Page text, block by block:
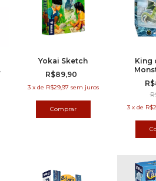
Yokai Sketch
R$89,90
3 x de R$29,97 sem juros
King
3 x de